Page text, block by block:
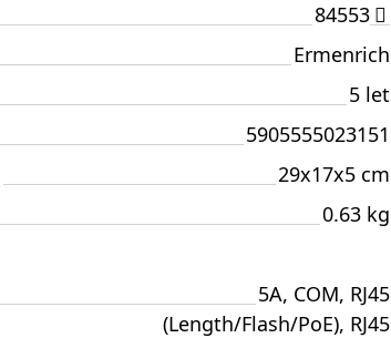
84553
Ermenrich
5 let
5905555023151
29x17x5 cm
0.63 kg
5A, COM, RJ45
(Length/Flash/PoE), RJ45